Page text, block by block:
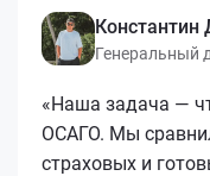
Константин
Генеральный
«Наша задача —
ОСАГО. Мы
страховых и